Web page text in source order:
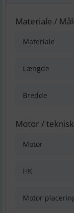
Materiale /
Materiale
Længde
Bredde
Motor /
Motor
HK
Motor